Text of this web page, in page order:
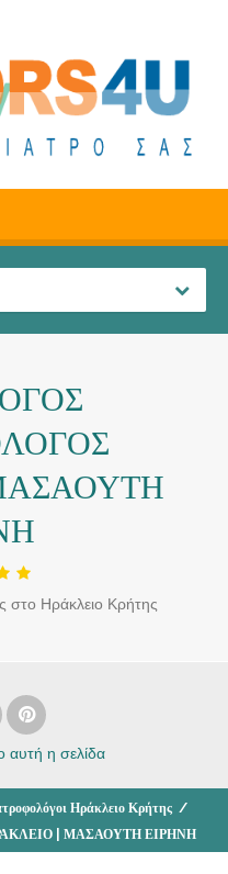
στο Ηράκλειο Κρήτης
αυτή η σελίδα
Ηράκλειο Κρήτης /
| ΜΑΣΑΟΥΤΗ ΕΙΡΗΝΗ